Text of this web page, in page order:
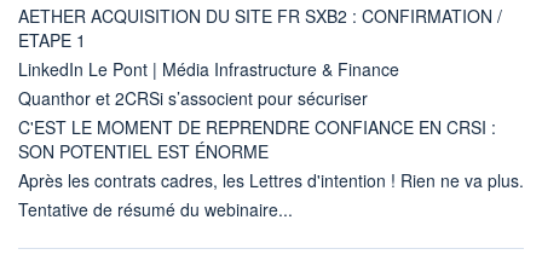
AETHER ACQUISITION DU SITE FR SXB2 : CONFIRMATION /
ETAPE 1
LinkedIn Le Pont | Média Infrastructure & Finance
Quanthor et 2CRSi s’associent pour sécuriser
C'EST LE MOMENT DE REPRENDRE CONFIANCE EN CRSI :
SON POTENTIEL EST ÉNORME
Après les contrats cadres, les Lettres d'intention ! Rien ne va plus.
Tentative de résumé du webinaire...